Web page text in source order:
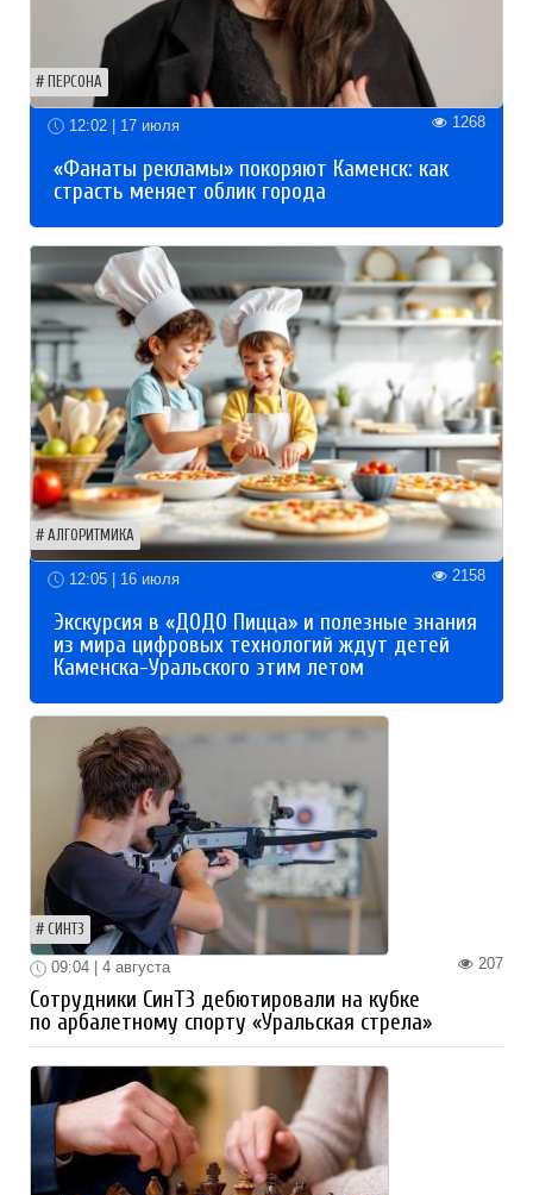
ПЕРСОНА
12:02 | 17 июля 1268
«Фанаты рекламы» покоряют Каменск: как
страсть меняет облик города
АЛГОРИТМИКА
12:05 | 16 июля 2158
Экскурсия в «ДОДО Пицца» и полезные знания
из мира цифровых технологий ждут детей
Каменска-Уральского этим летом
СИНТЗ
207
09:04 | 4 августа
Сотрудники СинТЗ дебютировали на кубке
по арбалетному спорту «Уральская стрела»